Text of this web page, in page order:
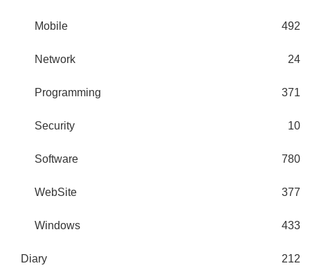
Mobile 492
Network 24
Programming 371
Security 10
Software 780
WebSite 377
Windows 433
Diary 212